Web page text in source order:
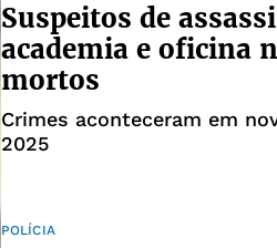
Suspeitos de
academia e oficina
mortos
Crimes aconteceram em
2025
POLÍCIA